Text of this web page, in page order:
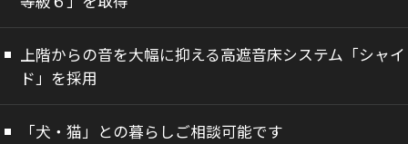
上階からの音を大幅に抑える高遮音床システム「シャイ
ド」を採用
「犬・猫」との暮らしご相談可能です